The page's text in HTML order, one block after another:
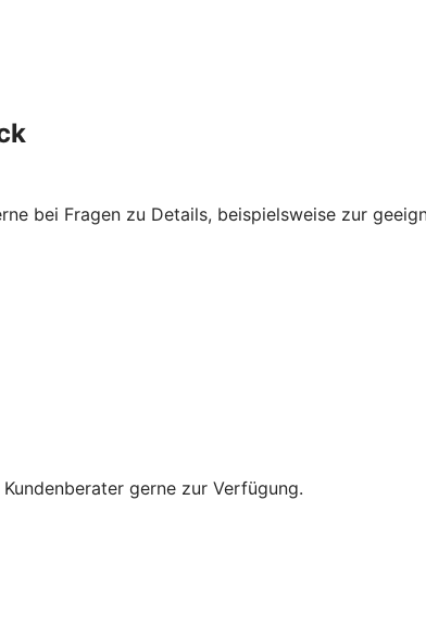
bei Fragen zu Details, beispielsweise zur
gerne zur Verfügung.